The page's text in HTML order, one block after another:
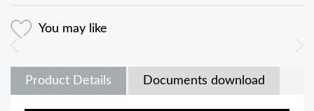
You may like
Product Details Documents download